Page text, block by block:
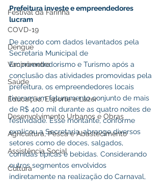
Festival da Farinha
COVD-19
Dengue
Vacinômetro
Saúde
Educação, Esporte e Lazer
Desenvolvimento Urbanos e Obras
Agricultura, Pesca e Abastecimento
Assistência Social
Cultura
Prefeitura investe e empreendedores
lucram
De acordo com dados levantados pela
Secretaria Municipal de
Empreendedorismo e Turismo após a
conclusão das atividades promovidas pela
prefeitura, os empreendedores locais
tiveram um faturamento conjunto de mais
de R$ 400 mil durante as quatro noites de
festividade. Esse montante, conforme
explicou a Secretaria, abrange diversos
setores como de doces, salgados,
comidas típicas e bebidas. Considerando
outros segmentos envolvidos
indiretamente na realização do Carnaval,